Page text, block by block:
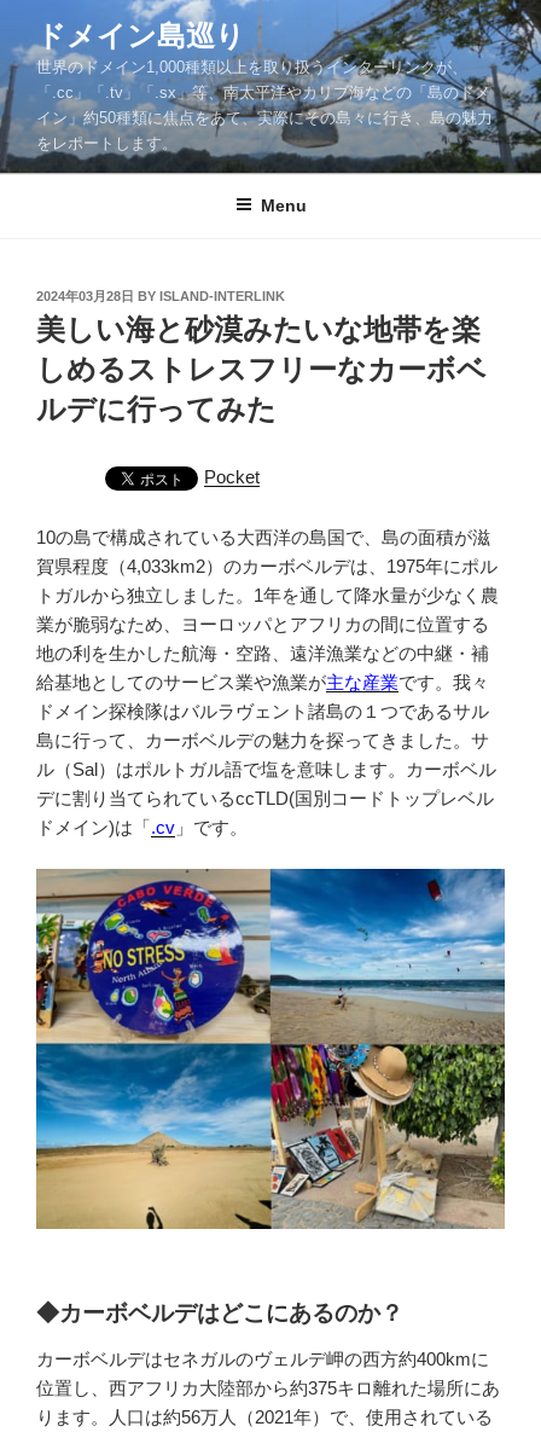
content
ドメイン島巡り
世界のドメイン1,000種類以上を取り扱うインターリンクが、
「.cc」「.tv」「.sx」等、南太平洋やカリブ海などの「島のドメ
イン」約50種類に焦点をあて、実際にその島々に行き、島の魅力
をレポートします。
Menu
POSTED
ON
2024年03月28日 BY ISLAND-INTERLINK
美しい海と砂漠みたいな地帯を楽
しめるストレスフリーなカーボベ
ルデに行ってみた
Pocket
10の島で構成されている大西洋の島国で、島の面積が滋
賀県程度（4,033km2）のカーボベルデは、1975年にポル
トガルから独立しました。1年を通して降水量が少なく農
業が脆弱なため、ヨーロッパとアフリカの間に位置する
地の利を生かした航海・空路、遠洋漁業などの中継・補
給基地としてのサービス業や漁業が主な産業です。我々
ドメイン探検隊はバルラヴェント諸島の１つであるサル
島に行って、カーボベルデの魅力を探ってきました。サ
ル（Sal）はポルトガル語で塩を意味します。カーボベル
デに割り当てられているccTLD(国別コードトップレベル
ドメイン)は「.cv 」です。
◆カーボベルデはどこにあるのか？
カーボベルデはセネガルのヴェルデ岬の西方約400kmに
位置し、西アフリカ大陸部から約375キロ離れた場所にあ
ります。人口は約56万人（2021年）で、使用されている